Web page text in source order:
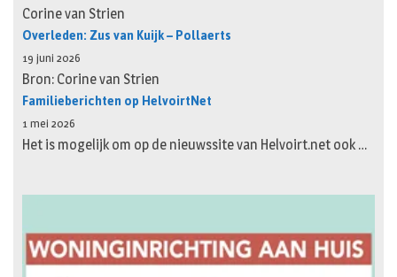
Corine van Strien
Overleden: Zus van Kuijk – Pollaerts
19 juni 2026
Bron: Corine van Strien
Familieberichten op HelvoirtNet
1 mei 2026
Het is mogelijk om op de nieuwssite van Helvoirt.net ook …